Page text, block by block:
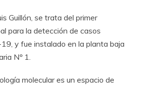
Guillón, se trata del primer
para la detección de casos
y fue instalado en la planta baja
Nº 1.
molecular es un espacio de